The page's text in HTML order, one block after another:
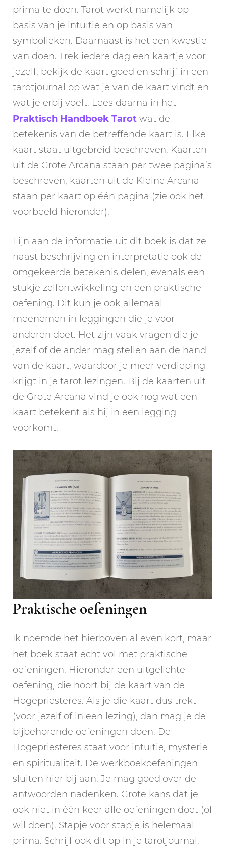
prima te doen. Tarot werkt namelijk op
basis van je intuïtie en op basis van
symbolieken. Daarnaast is het een kwestie
van doen. Trek iedere dag een kaartje voor
jezelf, bekijk de kaart goed en schrijf in een
tarotjournal op wat je van de kaart vindt en
wat je erbij voelt. Lees daarna in het
Praktisch Handboek Tarot wat de
betekenis van de betreffende kaart is. Elke
kaart staat uitgebreid beschreven. Kaarten
uit de Grote Arcana staan per twee pagina’s
beschreven, kaarten uit de Kleine Arcana
staan per kaart op één pagina (zie ook het
voorbeeld hieronder).
Fijn aan de informatie uit dit boek is dat ze
naast beschrijving en interpretatie ook de
omgekeerde betekenis delen, evenals een
stukje zelfontwikkeling en een praktische
oefening. Dit kun je ook allemaal
meenemen in leggingen die je voor
anderen doet. Het zijn vaak vragen die je
jezelf of de ander mag stellen aan de hand
van de kaart, waardoor je meer verdieping
krijgt in je tarot lezingen. Bij de kaarten uit
de Grote Arcana vind je ook nog wat een
kaart betekent als hij in een legging
voorkomt.
Praktische oefeningen
Ik noemde het hierboven al even kort, maar
het boek staat echt vol met praktische
oefeningen. Hieronder een uitgelichte
oefening, die hoort bij de kaart van de
Hogepriesteres. Als je die kaart dus trekt
(voor jezelf of in een lezing), dan mag je de
bijbehorende oefeningen doen. De
Hogepriesteres staat voor intuïtie, mysterie
en spiritualiteit. De werkboekoefeningen
sluiten hier bij aan. Je mag goed over de
antwoorden nadenken. Grote kans dat je
ook niet in één keer alle oefeningen doet (of
wil doen). Stapje voor stapje is helemaal
prima. Schrijf ook dit op in je tarotjournal.